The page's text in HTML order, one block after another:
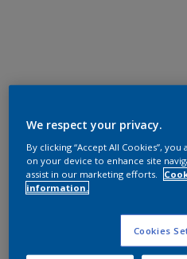
We respect your privacy.
By clicking “Accept All Cookies”,
on your device to enhance site
assist in our marketing efforts.
information.
Cookies